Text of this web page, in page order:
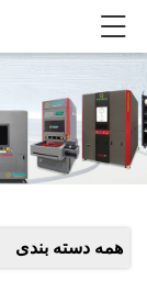
همه دسته بندی